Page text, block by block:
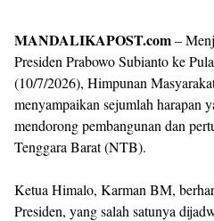
MANDALIKAPOST.com–
Presiden Prabowo Subianto ke
(10/7/2026), Himpunan
menyampaikan sejumlah harapan
mendorong pembangunan dan
Tenggara Barat (NTB).
Ketua Himalo, Karman BM,
Presiden, yang salah satunya